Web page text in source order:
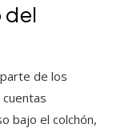
del
de los
bajo el colchón,